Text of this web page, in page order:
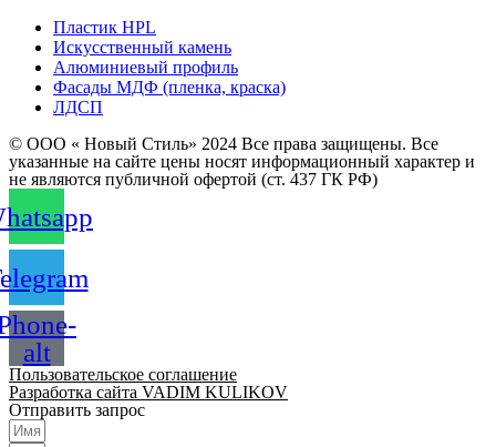
Пластик HPL
Искусственный камень
Алюминиевый профиль
Фасады МДФ (пленка, краска)
ЛДСП
© ООО « Новый Стиль» 2024 Все права защищены. Все
указанные на сайте цены носят информационный характер и
не являются публичной офертой (ст. 437 ГК РФ)
alt
Пользовательское соглашение
Разработка сайта VADIM KULIKOV
Отправить запрос